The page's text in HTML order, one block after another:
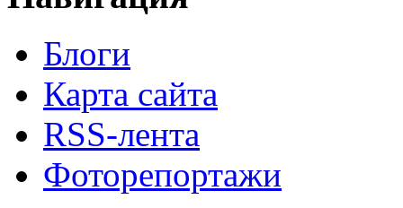
Блоги
Карта сайта
RSS-лента
Фоторепортажи